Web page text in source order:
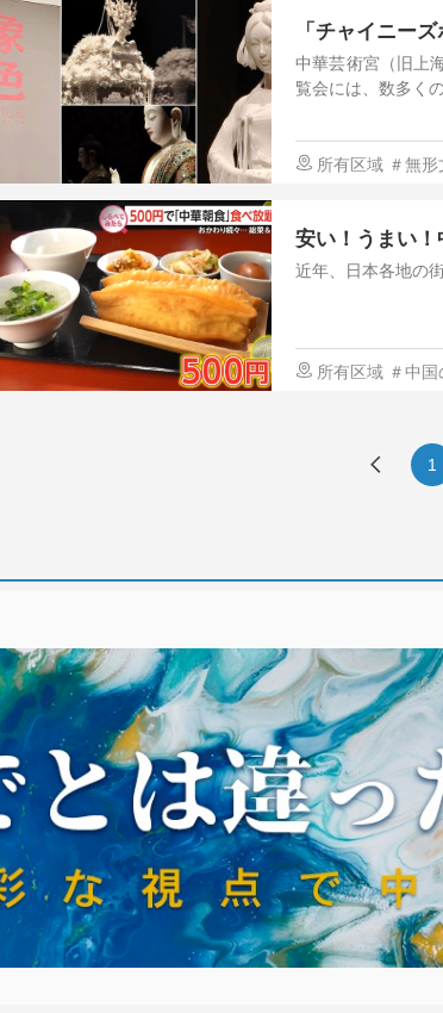
「チャイニー
中華芸術宮（旧上
覧会には、数多く
所有区域 ＃無
安い！うまい
近年、日本各地の
所有区域 ＃中国
1